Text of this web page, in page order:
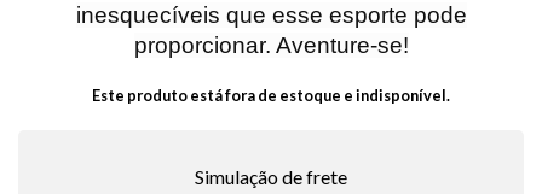
inesquecíveis que esse esporte pode
proporcionar. Aventure-se!
Este produto está fora de estoque e indisponível.
Simulação de frete